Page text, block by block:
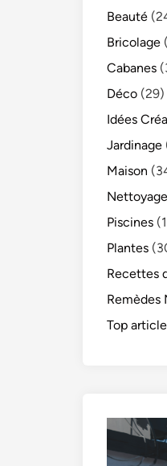
Beauté
Bricolage
Cabanes
Déco (29)
Idées
Jardinage
Maison
Nettoyage
Piscines
Plantes
Recettes
Remèdes
Top